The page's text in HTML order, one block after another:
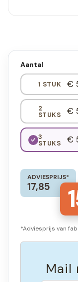
Aantal
1 STUK €
2
STUKS €
3
STUKS €
ADVIESPRIJS*
17,85
*Adviesprijs van
Mail